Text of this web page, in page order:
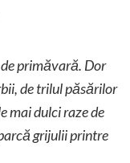
primăvară. Dor
de trilul păsărilor
mai dulci raze de
grijulii printre